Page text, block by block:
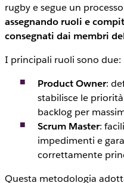
rugby e segue un
assegnando ruoli e
consegnati dai membri
I principali ruoli sono due:
Product Owner:
stabilisce le
backlogper
Scrum Master:
impedimenti e
correttamente
Questa metodologia